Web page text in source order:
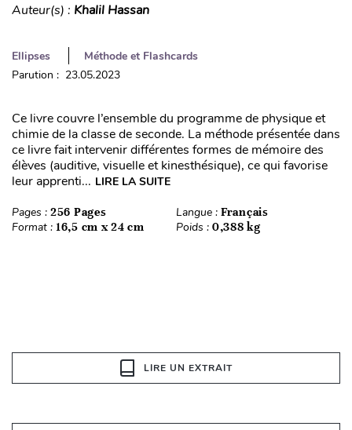
Auteur(s) : Khalil Hassan
Ellipses
Méthode et Flashcards
Parution : 23.05.2023
Ce livre couvre l’ensemble du programme de physique et
chimie de la classe de seconde. La méthode présentée dans
ce livre fait intervenir différentes formes de mémoire des
élèves (auditive, visuelle et kinesthésique), ce qui favorise
leur apprenti... LIRE LA SUITE
Pages : 256 Pages Langue : Français
Format : 16,5 cm x 24 cm Poids : 0,388 kg
LIRE UN EXTRAIT